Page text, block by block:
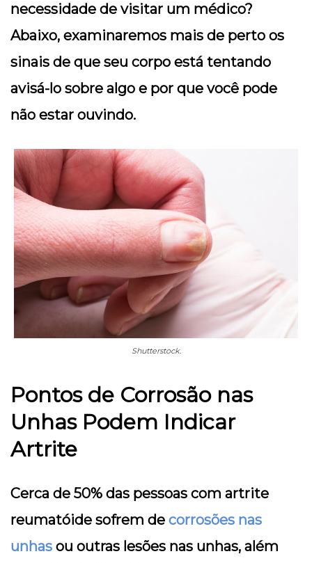
necessidade de visitar um médico?
Abaixo, examinaremos mais de perto os
sinais de que seu corpo está tentando
avisá-lo sobre algo e por que você pode
não estar ouvindo.
Shutterstock.
Pontos de Corrosão nas
Unhas Podem Indicar
Artrite
Cerca de 50% das pessoas com artrite
reumatóide sofrem de corrosões nas
unhas ou outras lesões nas unhas, além